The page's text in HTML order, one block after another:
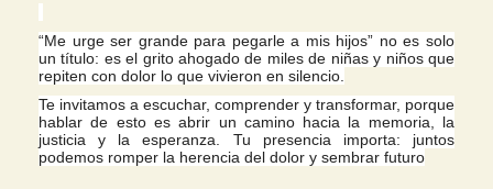
“Me urge ser grande para pegarle a mis hijos” no es solo
un título: es el grito ahogado de miles de niñas y niños que
repiten con dolor lo que vivieron en silencio.
Te invitamos a escuchar, comprender y transformar, porque
hablar de esto es abrir un camino hacia la memoria, la
justicia y la esperanza. Tu presencia importa: juntos
podemos romper la herencia del dolor y sembrar futuro